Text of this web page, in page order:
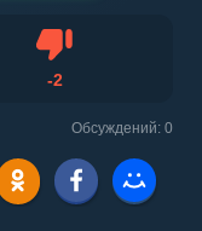
-2Не нравится
Обсуждений: 0